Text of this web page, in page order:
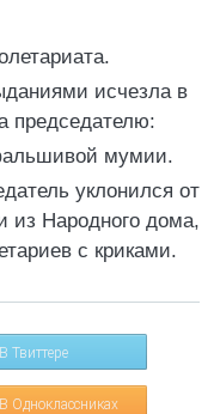
исчезла в
председателю:
мумии.
уклонился от
из Народного дома,
с криками.
В Твиттере
В Одноклассниках